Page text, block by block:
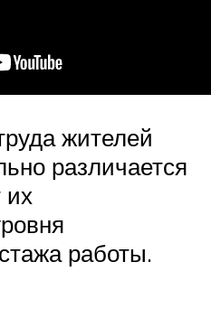
жителей
различается
их
работы.